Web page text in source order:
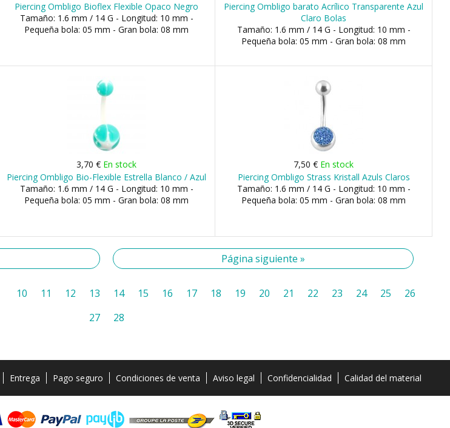
Piercing Ombligo Bioflex Flexible Opaco Negro
Tamaño: 1.6 mm / 14 G - Longitud: 10 mm -
Pequeña bola: 05 mm - Gran bola: 08 mm
Piercing Ombligo barato Acrílico Transparente Azul
Claro Bolas
Tamaño: 1.6 mm / 14 G - Longitud: 10 mm -
Pequeña bola: 05 mm - Gran bola: 08 mm
3,70 € En stock
Piercing Ombligo Bio-Flexible Estrella Blanco / Azul
Tamaño: 1.6 mm / 14 G - Longitud: 10 mm -
Pequeña bola: 05 mm - Gran bola: 08 mm
7,50 € En stock
Piercing Ombligo Strass Kristall Azuls Claros
Tamaño: 1.6 mm / 14 G - Longitud: 10 mm -
Pequeña bola: 05 mm - Gran bola: 08 mm
Página siguiente »
10 11 12 13 14 15 16 17 18 19 20 21 22 23 24 25
26
27
28
Entrega Pago seguro Condiciones de venta Aviso legal Confidencialidad Calidad del material